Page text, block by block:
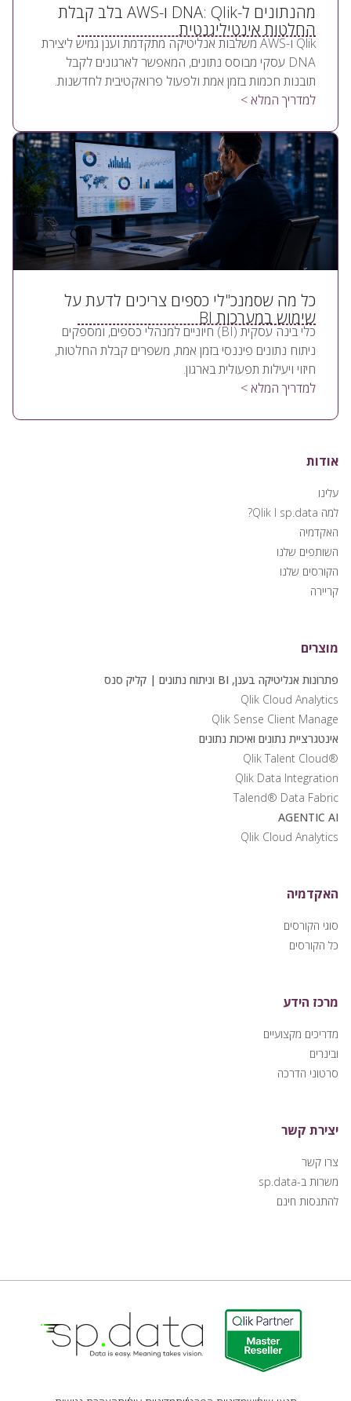
מהנתונים ל-DNA: Qlik ו-AWS בלב קבלת
החלטות אינטיליגנטית
Qlik ו-AWS משלבות אנליטיקה מתקדמת וענן גמיש ליצירת
DNA עסקי מבוסס נתונים, המאפשר לארגונים לקבל
תובנות חכמות בזמן אמת ולפעול פרואקטיבית לחדשנות.
למדריך המלא >
כל מה שסמנכ"לי כספים צריכים לדעת על
שימוש במערכות BI
כלי בינה עסקית (BI) חיוניים למנהלי כספים, ומספקים
ניתוח נתונים פיננסי בזמן אמת, משפרים קבלת החלטות,
חיזוי ויעילות תפעולית בארגון.
למדריך המלא >
אודות
עלינו
למה Qlik I sp.data?
האקדמיה
השותפים שלנו
הקורסים שלנו
קריירה
מוצרים
פתרונות אנליטיקה בענן, BI וניתוח נתונים | קליק סנס
Qlik Cloud Analytics
Qlik Sense Client Manage
אינטגרציית נתונים ואיכות נתונים
®Qlik Talent Cloud
Qlik Data Integration
Talend® Data Fabric
AGENTIC AI
Qlik Cloud Analytics
האקדמיה
סוגי הקורסים
כל הקורסים
מרכז הידע
מדריכים מקצועיים
ובינרים
סרטוני הדרכה
יצירת קשר
צרו קשר
משרות ב-sp.data
להתנסות חינם